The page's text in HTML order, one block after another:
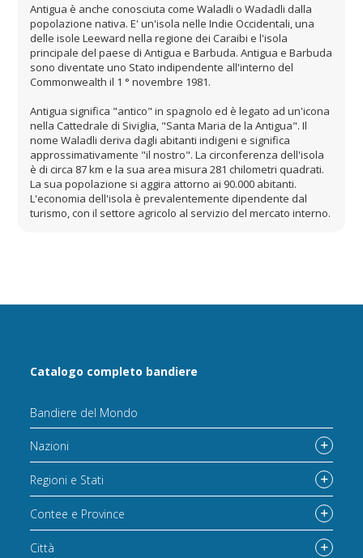
Antigua è anche conosciuta come Waladli o Wadadli dalla
popolazione nativa. E' un'isola nelle Indie Occidentali, una
delle isole Leeward nella regione dei Caraibi e l'isola
principale del paese di Antigua e Barbuda. Antigua e Barbuda
sono diventate uno Stato indipendente all'interno del
Commonwealth il 1 ° novembre 1981.
Antigua significa "antico" in spagnolo ed è legato ad un'icona
nella Cattedrale di Siviglia, "Santa Maria de la Antigua". Il
nome Waladli deriva dagli abitanti indigeni e significa
approssimativamente "il nostro". La circonferenza dell'isola
è di circa 87 km e la sua area misura 281 chilometri quadrati.
La sua popolazione si aggira attorno ai 90.000 abitanti.
L'economia dell'isola è prevalentemente dipendente dal
turismo, con il settore agricolo al servizio del mercato interno.
Catalogo completo bandiere
Bandiere del Mondo
Nazioni
Regioni e Stati
Contee e Province
Città